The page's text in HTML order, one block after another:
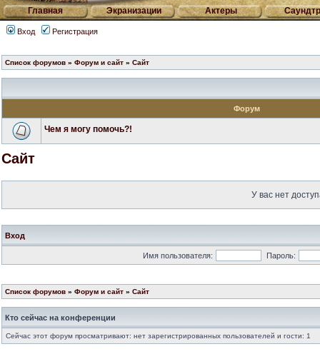
Главная Экранизации Актеры
Вход Регистрация
Список форумов » Форум и сайт » Сайт
Форум
Чем я могу помочь?!
Сайт
У вас нет
Вход
Имя пользователя: Пароль:
Список форумов » Форум и сайт » Сайт
Кто сейчас на конференции
Сейчас этот форум просматривают: нет зарегистрированных пользователей и гости: 1